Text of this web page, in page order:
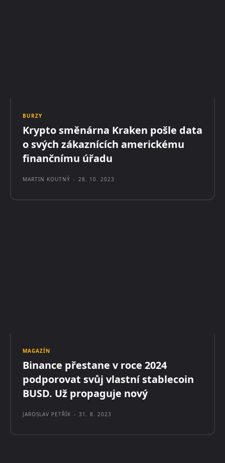
BURZY
Krypto směnárna Kraken pošle data
o svých zákaznících americkému
finančnímu úřadu
MARTIN KOUTNÝ - 28. 10. 2023
MAGAZÍN
Binance přestane v roce 2024
podporovat svůj vlastní stablecoin
BUSD. Už propaguje nový
JAROSLAV PETŘÍK - 31. 8. 2023